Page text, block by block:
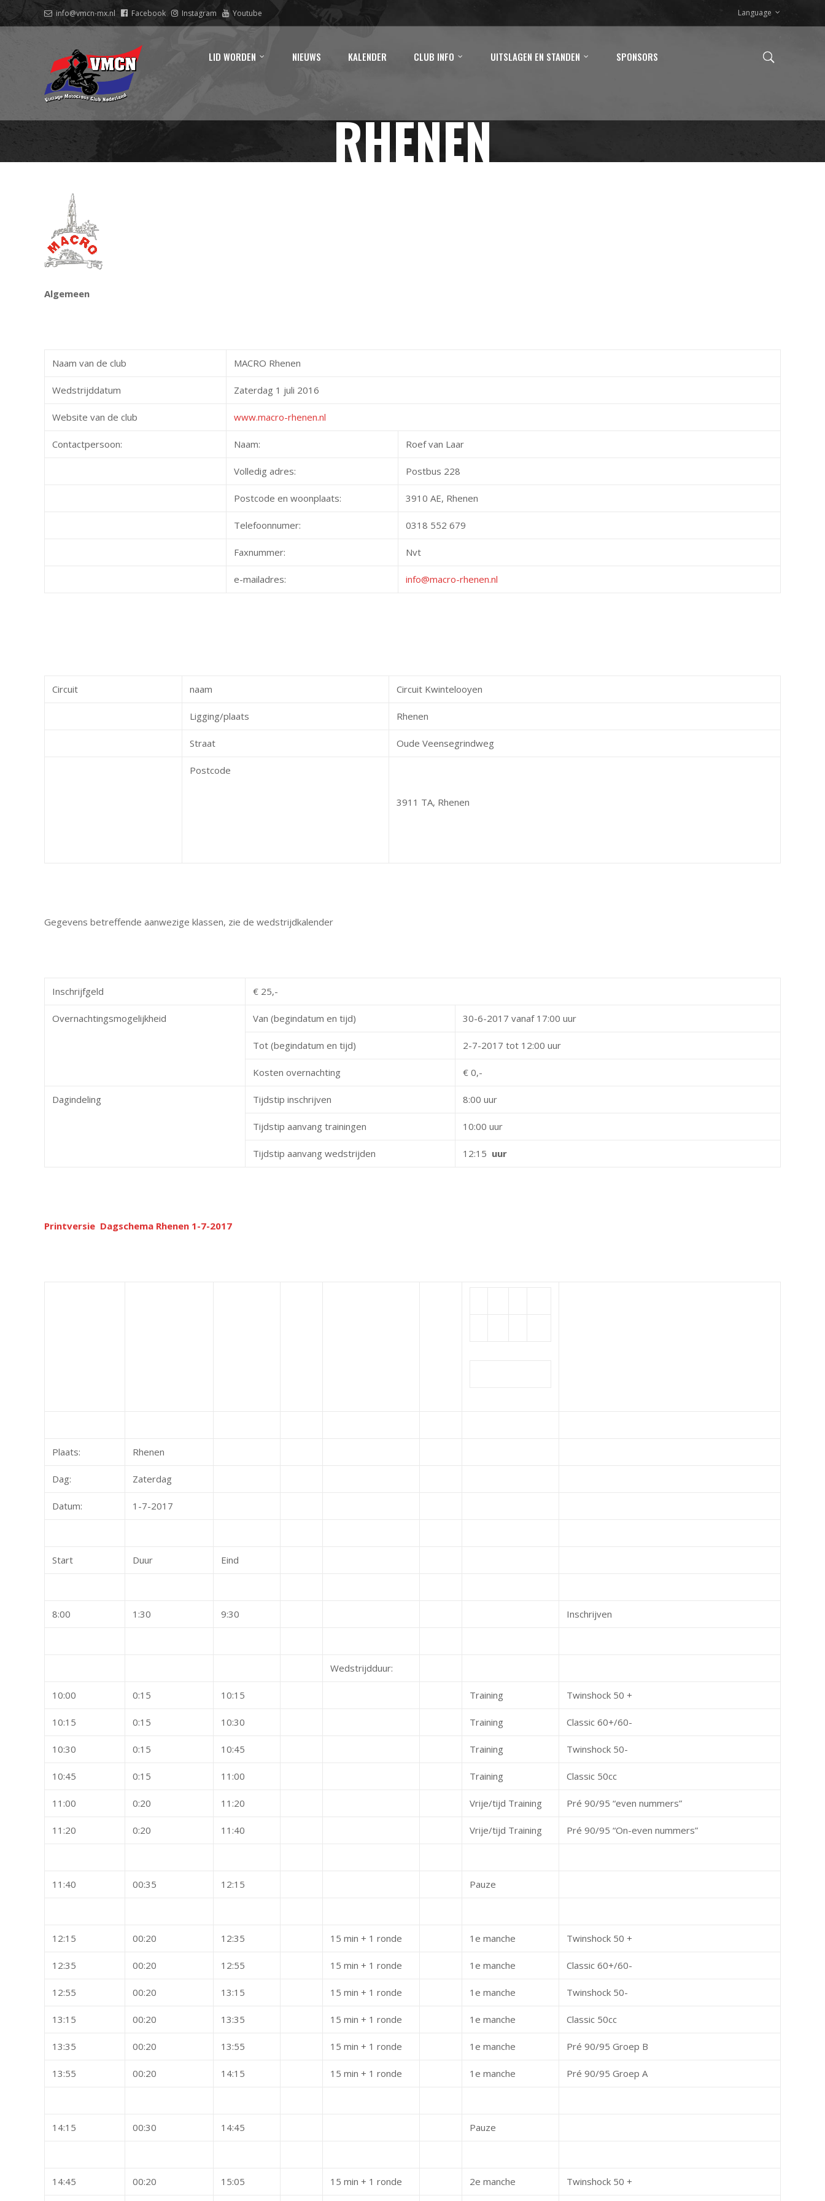
info@vmcn-mx.nl Facebook Instagram Youtube Language
LID WORDEN NIEUWS KALENDER CLUB INFO UITSLAGEN EN STANDEN SPONSORS
RHENEN
Algemeen
Naam van de club MACRO Rhenen
Wedstrijddatum Zaterdag 1 juli 2016
Website van de club www.macro-rhenen.nl
Contactpersoon: Naam: Roef van Laar
Volledig adres: Postbus 228
Postcode en woonplaats: 3910 AE, Rhenen
Telefoonnumer: 0318 552 679
Faxnummer: Nvt
e-mailadres: info@macro-rhenen.nl
Circuit naam Circuit Kwintelooyen
Ligging/plaats Rhenen
Straat Oude Veensegrindweg
Postcode
3911 TA, Rhenen
Gegevens betreffende aanwezige klassen, zie de wedstrijdkalender
Inschrijfgeld € 25,-
Overnachtingsmogelijkheid Van (begindatum en tijd) 30-6-2017 vanaf 17:00 uur
Tot (begindatum en tijd) 2-7-2017 tot 12:00 uur
Kosten overnachting € 0,-
Dagindeling Tijdstip inschrijven 8:00 uur
Tijdstip aanvang trainingen 10:00 uur
Tijdstip aanvang wedstrijden 12:15 uur
Printversie Dagschema Rhenen 1-7-2017
Plaats: Rhenen
Dag: Zaterdag
Datum: 1-7-2017
Start Duur Eind
8:00 1:30 9:30 Inschrijven
Wedstrijdduur:
10:00 0:15 10:15 Training Twinshock 50 +
10:15 0:15 10:30 Training Classic 60+/60-
10:30 0:15 10:45 Training Twinshock 50-
10:45 0:15 11:00 Training Classic 50cc
11:00 0:20 11:20 Vrije/tijd Training Pré 90/95 “even nummers”
11:20 0:20 11:40 Vrije/tijd Training Pré 90/95 “On-even nummers”
11:40 00:35 12:15 Pauze
12:15 00:20 12:35 15 min + 1 ronde 1e manche Twinshock 50 +
12:35 00:20 12:55 15 min + 1 ronde 1e manche Classic 60+/60-
12:55 00:20 13:15 15 min + 1 ronde 1e manche Twinshock 50-
13:15 00:20 13:35 15 min + 1 ronde 1e manche Classic 50cc
13:35 00:20 13:55 15 min + 1 ronde 1e manche Pré 90/95 Groep B
13:55 00:20 14:15 15 min + 1 ronde 1e manche Pré 90/95 Groep A
14:15 00:30 14:45 Pauze
14:45 00:20 15:05 15 min + 1 ronde 2e manche Twinshock 50 +